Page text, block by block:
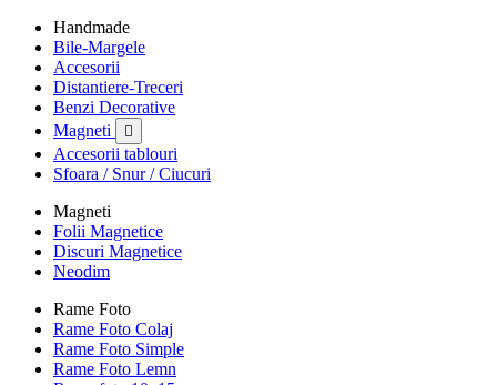
Handmade
Bile-Margele
Accesorii
Distantiere-Treceri
Benzi Decorative
Magneti

Accesorii tablouri
Sfoara / Snur / Ciucuri
Magneti
Folii Magnetice
Discuri Magnetice
Neodim
Rame Foto
Rame Foto Colaj
Rame Foto Simple
Rame Foto Lemn